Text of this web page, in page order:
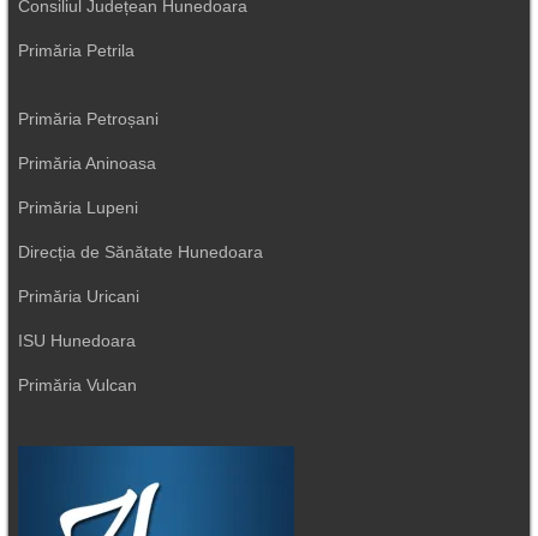
Consiliul Județean Hunedoara
Primăria Petrila
Primăria Petroșani
Primăria Aninoasa
Primăria Lupeni
Direcția de Sănătate Hunedoara
Primăria Uricani
ISU Hunedoara
Primăria Vulcan